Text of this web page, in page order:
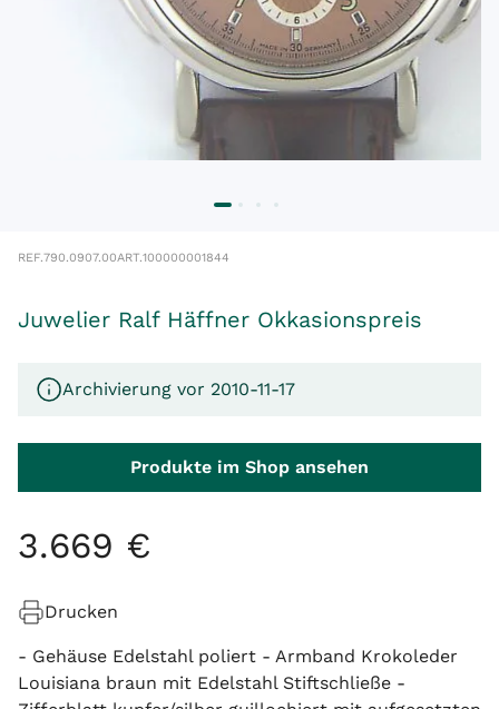
REF.790.0907.00ART.100000001844
Juwelier Ralf Häffner Okkasionspreis
Archivierung vor 2010-11-17
Produkte im Shop ansehen
3.669 €
Drucken
- Gehäuse Edelstahl poliert - Armband Krokoleder
Louisiana braun mit Edelstahl Stiftschließe -